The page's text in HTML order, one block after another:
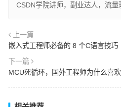
CSDN学院讲师，副业达人，流量
上一篇
嵌入式工程师必备的 8 个C语言技巧
下一篇
MCU死循环，国外工程师为什么喜欢